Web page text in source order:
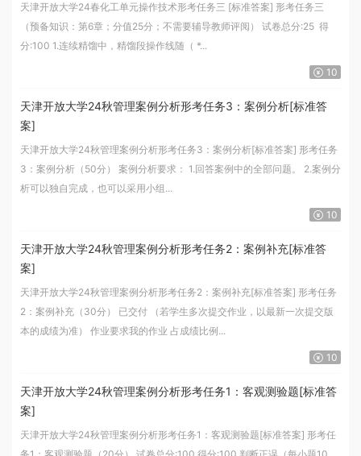
天津开放大学24春化工单元操作技术形考任务三 [标准答案] 形考任务三
（预备知识：第6章；分值25分；不需要辅导教师评阅） 试卷总分:25 得
分:100 1.连续精馏中，精馏段操作线随（ *...
10
天津开放大学24秋管理案例分析形考任务3：案例分析[标准答
案]
天津开放大学24秋管理案例分析形考任务3：案例分析[标准答案] 形考任务
3：案例分析（50分） 案例分析要求： 1.回答案例中的全部问题。 2.案例分
析可以独自完成，也可以采用小组...
10
天津开放大学24秋管理案例分析形考任务2：案例补充[标准答
案]
天津开放大学24秋管理案例分析形考任务2：案例补充[标准答案] 形考任务
2：案例补充（30分） 已交付 （若学生多次提交作业，以最新一次提交版
本的成绩为准） 作业要求我的作业 占成绩比例...
10
天津开放大学24秋管理案例分析形考任务1：客观测验题[标准答
案]
天津开放大学24秋管理案例分析形考任务1：客观测验题[标准答案] 形考任